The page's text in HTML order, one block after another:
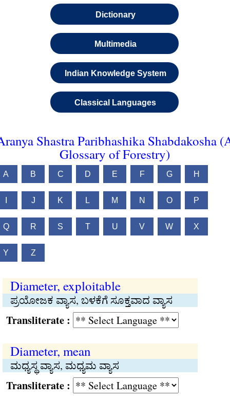
Dictionary
Multimedia
Indian Knowledge System
Classical Languages
Shastra Paribhashika Shabdakosha
Glossary of Forestry)
A B C D E F G H
J K L M N O P
Q R S T U V W X
Y Z
Diameter, exploitable
ಪ್ರಯೋಜಕ ವ್ಯಾಸ, ಬಳಕೆಗೆ ಸೂಕ್ತವಾದ ವ್ಯಾಸ
:
Diameter, mean
ಮಧ್ಯಸ್ಥ ವ್ಯಾಸ, ಮಧ್ಯಮ ವ್ಯಾಸ
: